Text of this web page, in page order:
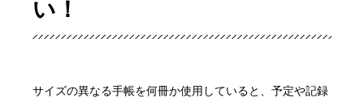
い！
サイズの異なる手帳を何冊か使用していると、予定や記録